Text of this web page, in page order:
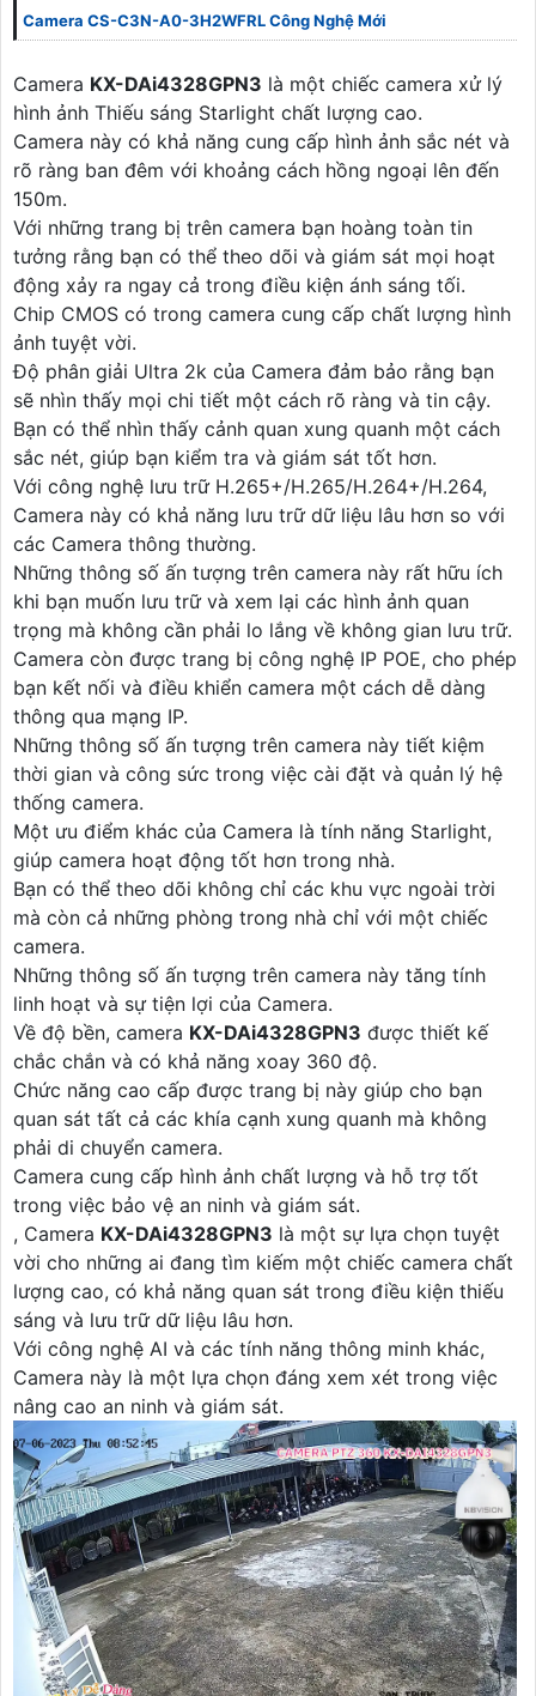
Camera CS-C3N-A0-3H2WFRL Công Nghệ Mới
Camera KX-DAi4328GPN3 là một chiếc camera xử lý
hình ảnh Thiếu sáng Starlight chất lượng cao.
Camera này có khả năng cung cấp hình ảnh sắc nét và
rõ ràng ban đêm với khoảng cách hồng ngoại lên đến
150m.
Với những trang bị trên camera bạn hoàng toàn tin
tưởng rằng bạn có thể theo dõi và giám sát mọi hoạt
động xảy ra ngay cả trong điều kiện ánh sáng tối.
Chip CMOS có trong camera cung cấp chất lượng hình
ảnh tuyệt vời.
Độ phân giải Ultra 2k của Camera đảm bảo rằng bạn
sẽ nhìn thấy mọi chi tiết một cách rõ ràng và tin cậy.
Bạn có thể nhìn thấy cảnh quan xung quanh một cách
sắc nét, giúp bạn kiểm tra và giám sát tốt hơn.
Với công nghệ lưu trữ H.265+/H.265/H.264+/H.264,
Camera này có khả năng lưu trữ dữ liệu lâu hơn so với
các Camera thông thường.
Những thông số ấn tượng trên camera này rất hữu ích
khi bạn muốn lưu trữ và xem lại các hình ảnh quan
trọng mà không cần phải lo lắng về không gian lưu trữ.
Camera còn được trang bị công nghệ IP POE, cho phép
bạn kết nối và điều khiển camera một cách dễ dàng
thông qua mạng IP.
Những thông số ấn tượng trên camera này tiết kiệm
thời gian và công sức trong việc cài đặt và quản lý hệ
thống camera.
Một ưu điểm khác của Camera là tính năng Starlight,
giúp camera hoạt động tốt hơn trong nhà.
Bạn có thể theo dõi không chỉ các khu vực ngoài trời
mà còn cả những phòng trong nhà chỉ với một chiếc
camera.
Những thông số ấn tượng trên camera này tăng tính
linh hoạt và sự tiện lợi của Camera.
Về độ bền, camera KX-DAi4328GPN3 được thiết kế
chắc chắn và có khả năng xoay 360 độ.
Chức năng cao cấp được trang bị này giúp cho bạn
quan sát tất cả các khía cạnh xung quanh mà không
phải di chuyển camera.
Camera cung cấp hình ảnh chất lượng và hỗ trợ tốt
trong việc bảo vệ an ninh và giám sát.
, Camera KX-DAi4328GPN3 là một sự lựa chọn tuyệt
vời cho những ai đang tìm kiếm một chiếc camera chất
lượng cao, có khả năng quan sát trong điều kiện thiếu
sáng và lưu trữ dữ liệu lâu hơn.
Với công nghệ AI và các tính năng thông minh khác,
Camera này là một lựa chọn đáng xem xét trong việc
nâng cao an ninh và giám sát.